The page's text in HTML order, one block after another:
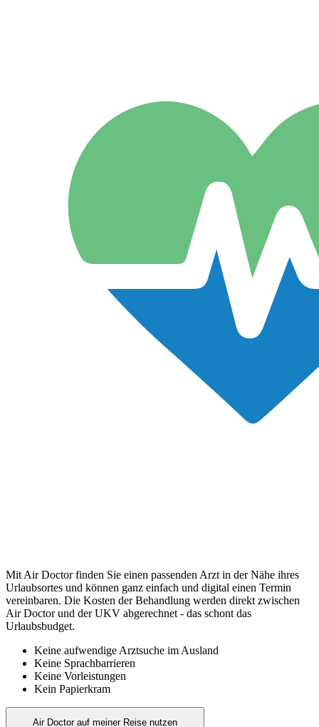
Mit Air Doctor finden Sie einen passenden Arzt in der Nähe ihres
Urlaubsortes und können ganz einfach und digital einen Termin
vereinbaren. Die Kosten der Behandlung werden direkt zwischen
Air Doctor und der UKV abgerechnet - das schont das
Urlaubsbudget.
Keine aufwendige Arztsuche im Ausland
Keine Sprachbarrieren
Keine Vorleistungen
Kein Papierkram
Air Doctor auf meiner Reise nutzen